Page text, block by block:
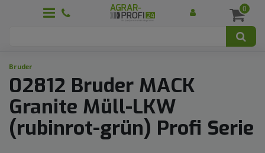
0
Bruder
02812 Bruder MACK
Granite Müll-LKW
(rubinrot-grün) Profi Serie